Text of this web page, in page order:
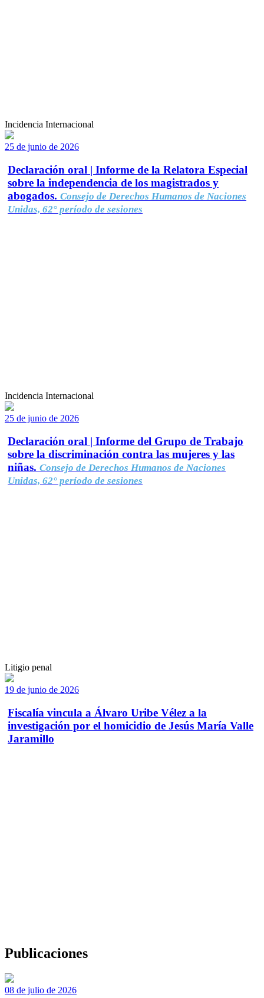
Incidencia Internacional
25 de junio de 2026
Declaración oral | Informe de la Relatora Especial
sobre la independencia de los magistrados y
abogados. Consejo de Derechos Humanos de Naciones
Unidas, 62° período de sesiones
Incidencia Internacional
25 de junio de 2026
Declaración oral | Informe del Grupo de Trabajo
sobre la discriminación contra las mujeres y las
niñas. Consejo de Derechos Humanos de Naciones
Unidas, 62° período de sesiones
Litigio penal
19 de junio de 2026
Fiscalía vincula a Álvaro Uribe Vélez a la
investigación por el homicidio de Jesús María Valle
Jaramillo
Publicaciones
08 de julio de 2026